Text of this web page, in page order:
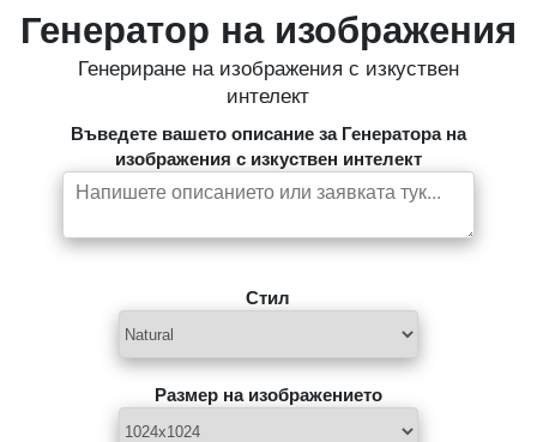
Генератор на изображения
Генериране на изображения с изкуствен
интелект
Въведете вашето описание за Генератора на
изображения с изкуствен интелект
Стил
Размер на изображението